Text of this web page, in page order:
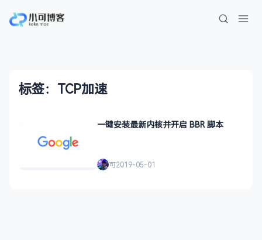
标签：TCP加速
一键安装最新内核并开启 BBR 脚本
可2019-05-01